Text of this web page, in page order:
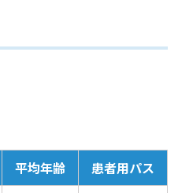
平均年齢 患者用パス